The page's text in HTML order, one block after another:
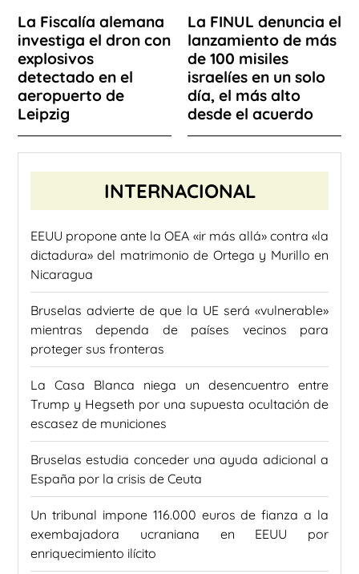
La Fiscalía alemana
investiga el dron con
explosivos
detectado en el
aeropuerto de
Leipzig
La FINUL denuncia el
lanzamiento de más
de 100 misiles
israelíes en un solo
día, el más alto
desde el acuerdo
INTERNACIONAL
EEUU propone ante la OEA «ir más allá» contra «la
dictadura» del matrimonio de Ortega y Murillo en
Nicaragua
Bruselas advierte de que la UE será «vulnerable»
mientras dependa de países vecinos para
proteger sus fronteras
La Casa Blanca niega un desencuentro entre
Trump y Hegseth por una supuesta ocultación de
escasez de municiones
Bruselas estudia conceder una ayuda adicional a
España por la crisis de Ceuta
Un tribunal impone 116.000 euros de fianza a la
exembajadora ucraniana en EEUU por
enriquecimiento ilícito